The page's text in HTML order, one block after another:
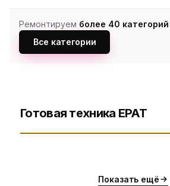
Ремонтируем более 40 категорий
Все категории
Готовая техника EPAT
Показать ещё